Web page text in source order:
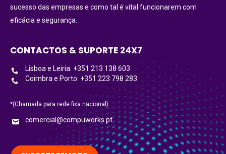
sucesso das empresas e como tal é vital funcionarem com
eficácia e segurança.
CONTACTOS & SUPORTE 24X7
Lisboa e Leiria: +351 213 138 603
Coimbra e Porto: +351 223 798 283
*(Chamada para rede fixa nacional)
comercial@compuworks.pt